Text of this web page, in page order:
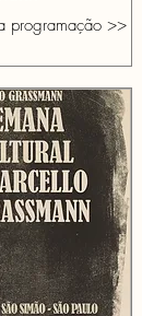
programação >>